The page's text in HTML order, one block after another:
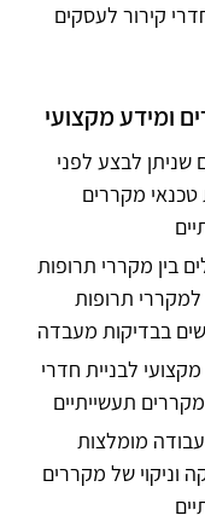
קירור לעסקים
ומידע מקצועי
שניתן לבצע לפני
מקררים
בין מקררי תרופות
למקררי תרופות
בבדיקות מעבדה
לבניית חדרי
תעשייתיים
מומלצות
וניקוי של מקררים